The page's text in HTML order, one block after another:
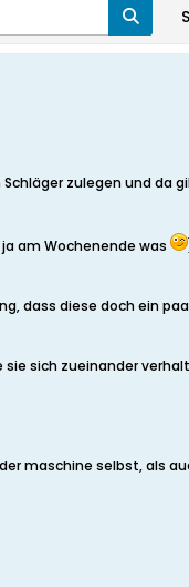
zulegen und da
am Wochenende was
dass diese doch ein
sich zueinander
maschine selbst, als